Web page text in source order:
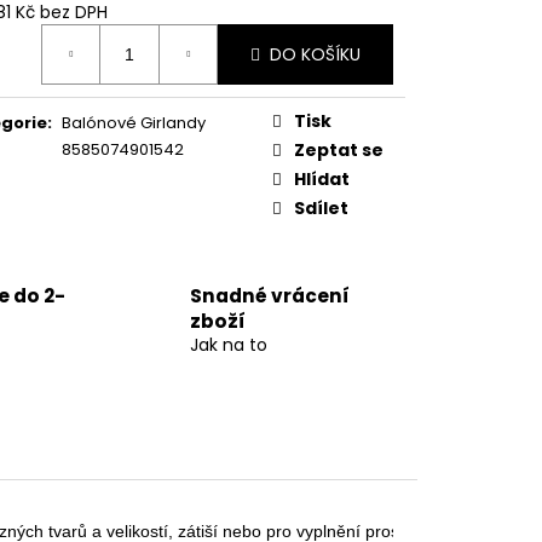
Kč bez DPH
DO KOŠÍKU
: Balónové Girlandy
8585074901542
Tisk
Zeptat se
Hlídat
Sdílet
do 2-
Snadné vrácení
zboží
Jak na to
tvarů a velikostí, zátiší nebo pro vyplnění prostoru.